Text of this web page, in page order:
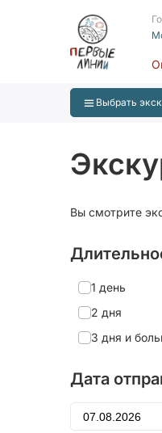
Выбрать
Вы смотрите
1 день
2 дня
3 дня и
Дата